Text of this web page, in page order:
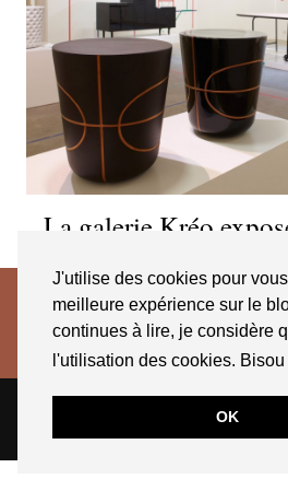
J'utilise des cookies pour
meilleure expérience sur le
continues à lire, je considère
l'utilisation des cookies. Bisou
OK
La galerie Kréo
THEME CREATED